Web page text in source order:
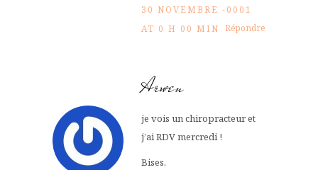
30 NOVEMBRE -0001
AT 0 H 00 MIN Répondre
Arwen
je vois un chiropracteur et
j’ai RDV mercredi !
Bises.